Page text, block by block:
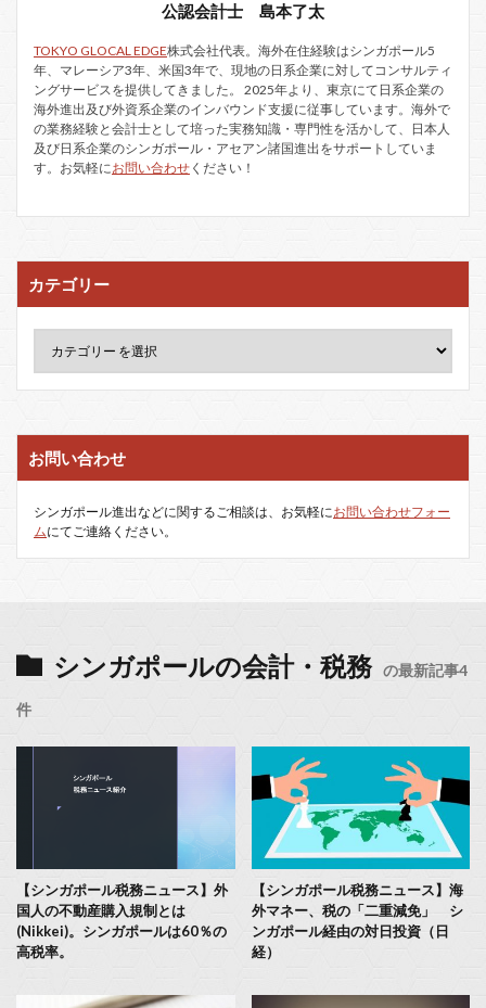
公認会計士 島本了太
TOKYO GLOCAL EDGE株式会社代表。海外在住経験はシンガポール5
年、マレーシア3年、米国3年で、現地の日系企業に対してコンサルティ
ングサービスを提供してきました。 2025年より、東京にて日系企業の
海外進出及び外資系企業のインバウンド支援に従事しています。海外で
の業務経験と会計士として培った実務知識・専門性を活かして、日本人
及び日系企業のシンガポール・アセアン諸国進出をサポートしていま
す。お気軽にお問い合わせ ください！
カテゴリー
お問い合わせ
シンガポール進出などに関するご相談は、お気軽にお問い合わせフォー
ムにてご連絡ください。
シンガポールの会計・税務 の最新記事4
件
【シンガポール税務ニュース】外
国人の不動産購入規制とは
(Nikkei)。シンガポールは60％の
高税率。
【シンガポール税務ニュース】海
外マネー、税の「二重減免」 シ
ンガポール経由の対日投資（日
経）